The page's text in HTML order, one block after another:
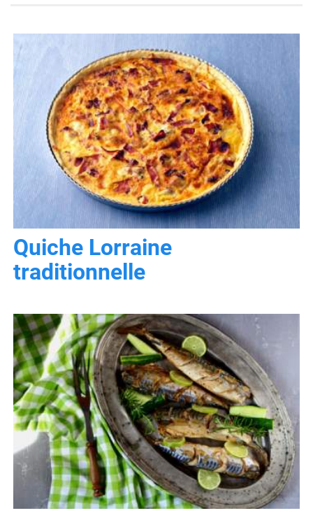
Quiche Lorraine
traditionnelle